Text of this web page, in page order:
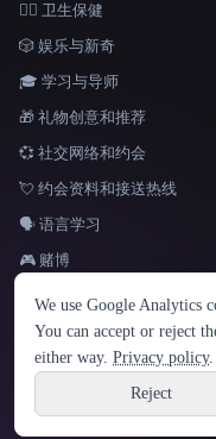
语言
English español
Hindi
👩‍⚕️ 卫生保健
🎲 娱乐与新奇
🎓 学习与导师
🎁 礼物创意和推荐
💞 社交网络和约会
💘 约会资料和接送热线
🗣️ 语言学习
🎮 赌博
Site information
© 2026 That AI Collection. 保留
Built with Metatron ★
build de3d624c
We use Google Analytics
You can accept or reject
either way. Privacy policy.
Reject